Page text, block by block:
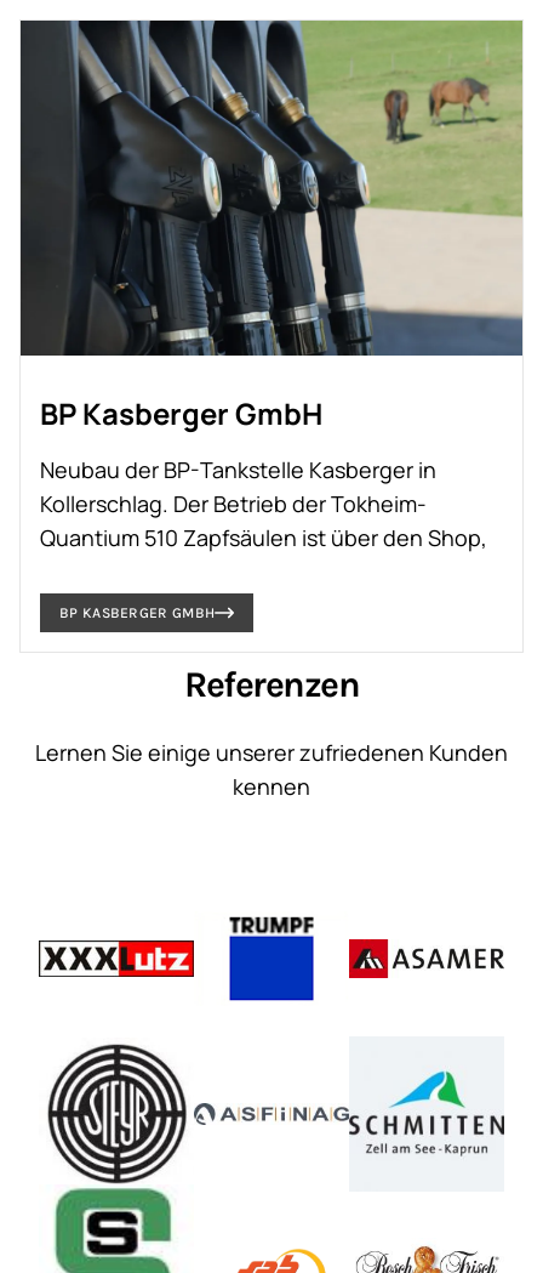
Tanken und zur Fahrzeugpflege zur
Verfügung - egal, ob werkzugehörig oder
nicht.
Außerhalb der Öffnungszeiten ergänzt ein
fernüberwachter Tankautomat an einer
eigenen Tankinsel das Angebot. Hier können
Tankungen bequem per Maestro-Card im
Selbstbedienungsbetrieb durchgeführt
werden.
BP Kasberger GmbH
Neubau der BP-Tankstelle Kasberger in
Kollerschlag. Der Betrieb der Tokheim-
Quantium 510 Zapfsäulen ist über den Shop,
BP KASBERGER GMBH
Referenzen
Lernen Sie einige unserer zufriedenen Kunden
kennen